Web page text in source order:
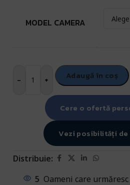
MODEL CAMERA
- + Adaugă în coș
Cere o ofertă
Vezi posibilități
Distribuie:
5 Oameni care